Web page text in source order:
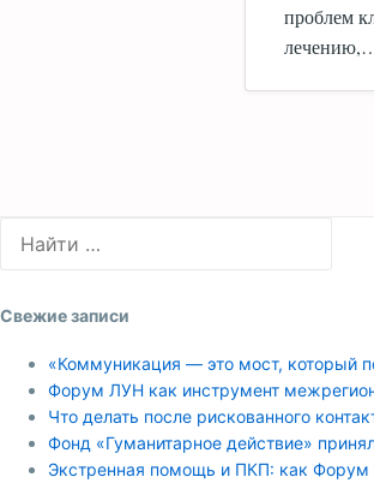
проблем
Свежие записи
«Коммуникация — это мост, который
Форум ЛУН как инструмент
Что делать после рискованного
Фонд «Гуманитарное действие»
Экстренная помощь и ПКП: как Форум